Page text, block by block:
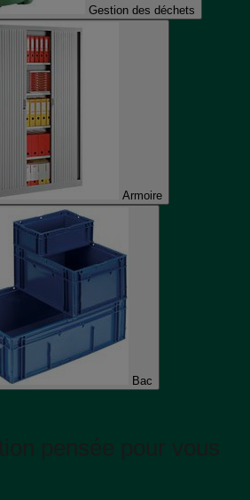
Gestion des déchets
Armoire
Bac
pensée pour vous